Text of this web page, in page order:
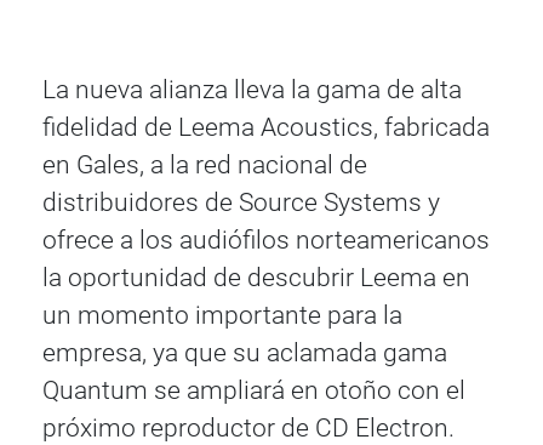
La nueva alianza lleva la gama de alta
fidelidad de Leema Acoustics, fabricada
en Gales, a la red nacional de
distribuidores de Source Systems y
ofrece a los audiófilos norteamericanos
la oportunidad de descubrir Leema en
un momento importante para la
empresa, ya que su aclamada gama
Quantum se ampliará en otoño con el
próximo reproductor de CD Electron.